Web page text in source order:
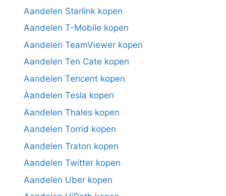
Aandelen Starlink kopen
Aandelen T-Mobile kopen
Aandelen TeamViewer kopen
Aandelen Ten Cate kopen
Aandelen Tencent kopen
Aandelen Tesla kopen
Aandelen Thales kopen
Aandelen Torrid kopen
Aandelen Traton kopen
Aandelen Twitter kopen
Aandelen Uber kopen